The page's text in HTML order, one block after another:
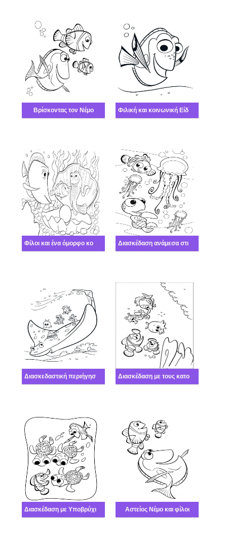
Βρίσκοντας τον Νέμο Φιλική και κοινωνική Είδος λέμβου
Φίλοι και ένα όμορφο κοχύλι με ένα μαργαριτάρι Διασκέδαση ανάμεσα στις μέδουσες
Διασκεδαστική περιήγηση στην πλαγιά Διασκέδαση με τους κατοίκους υποβρύχια
Διασκέδαση με Υποβρύχιους Κατοίκους Αστείος Νέμο και φίλοι